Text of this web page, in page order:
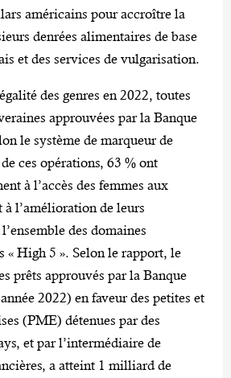
américains pour accroître la
denrées alimentaires de base
et des services de vulgarisation.
des genres en 2022, toutes
approuvées par la Banque
le système de marqueur de
ces opérations, 63 % ont
à l’accès des femmes aux
à l’amélioration de leurs
des domaines
« High 5 ». Selon le rapport, le
prêts approuvés par la Banque
2022) en faveur des petites et
(PME) détenues par des
et par l’intermédiaire de
a atteint 1 milliard de